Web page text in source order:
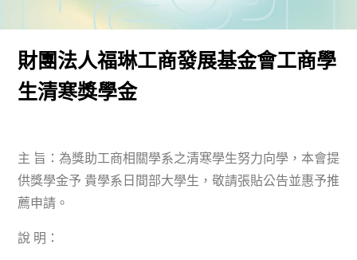
財團法人福琳工商發展基金會工商學
生清寒獎學金
主 旨：為獎助工商相關學系之清寒學生努力向學，本會提
供獎學金予 貴學系日間部大學生，敬請張貼公告並惠予推
薦申請。
說 明：